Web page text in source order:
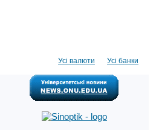
Усі банки
Усі валюти